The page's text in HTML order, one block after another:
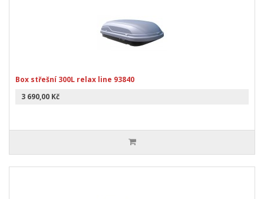
Box střešní 300L relax line 93840
3 690,00 Kč